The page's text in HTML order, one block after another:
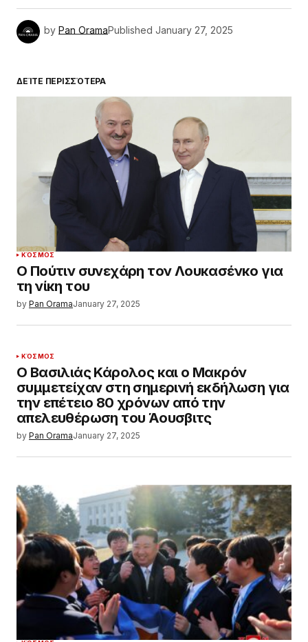
by Pan OramaPublished January 27, 2025
ΔΕΊΤΕ ΠΕΡΙΣΣΌΤΕΡΑ
ΚΌΣΜΟΣ
Ο Πούτιν συνεχάρη τον Λουκασένκο για
τη νίκη του
by Pan OramaJanuary 27, 2025
ΚΌΣΜΟΣ
Ο Βασιλιάς Κάρολος και ο Μακρόν
συμμετείχαν στη σημερινή εκδήλωση για
την επέτειο 80 χρόνων από την
απελευθέρωση του Άουσβιτς
by Pan OramaJanuary 27, 2025